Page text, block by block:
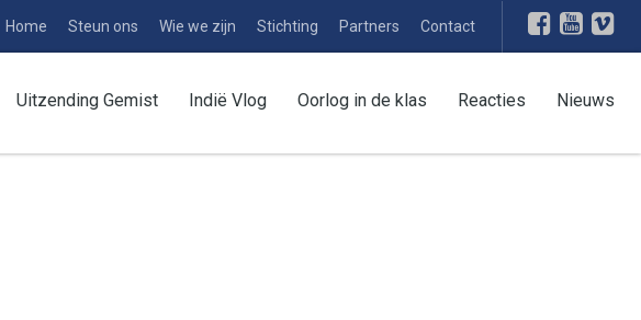
Home Steun ons Wie we zijn Stichting Partners Contact
Uitzending Gemist Indië Vlog Oorlog in de klas Reacties Nieuws